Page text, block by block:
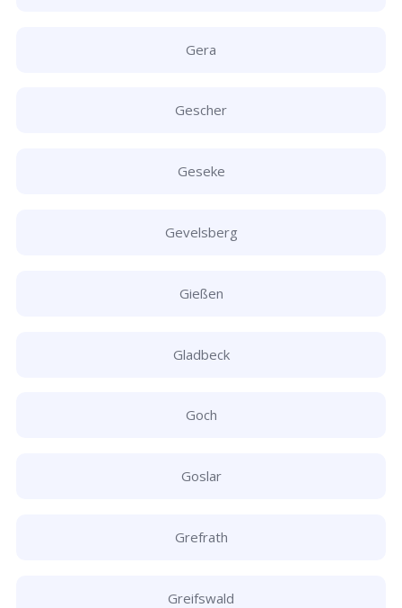
Gera
Gescher
Geseke
Gevelsberg
Gießen
Gladbeck
Goch
Goslar
Grefrath
Greifswald